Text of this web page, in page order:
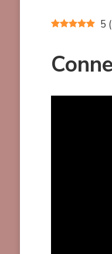
5 (